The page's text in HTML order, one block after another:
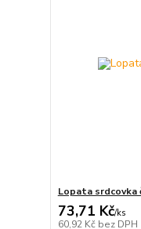
Lopata srdcovka
73,71 Kč/ks
60,92 Kč bez DPH